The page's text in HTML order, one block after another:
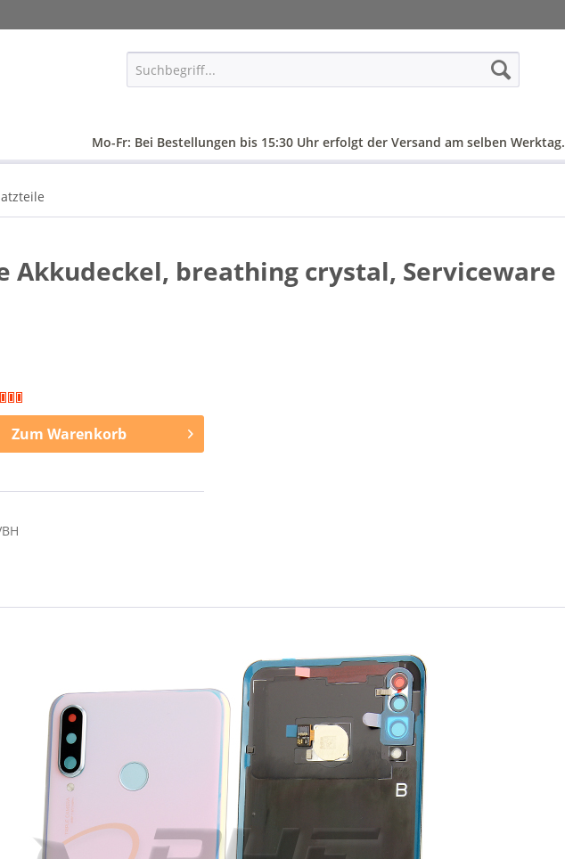
Mo-Fr: Bei Bestellungen bis 15:30 Uhr erfolgt der Versand am selben Werktag.
Akkudeckel, breathing crystal, Serviceware
ZumWarenkorb